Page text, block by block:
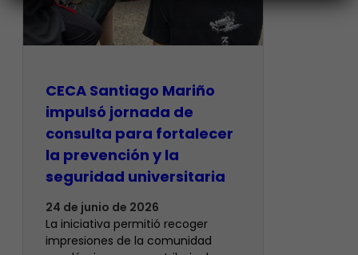
CECA Santiago Mariño
impulsó jornada de
consulta para fortalecer
la prevención y la
seguridad universitaria
24 de junio de 2026
La iniciativa permitió recoger
impresiones de la comunidad